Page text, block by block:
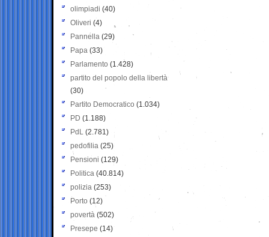
olimpiadi (40)
Oliveri (4)
Pannella (29)
Papa (33)
Parlamento (1.428)
partito del popolo della libertà
(30)
Partito Democratico (1.034)
PD (1.188)
PdL (2.781)
pedofilia (25)
Pensioni (129)
Politica (40.814)
polizia (253)
Porto (12)
povertà (502)
Presepe (14)